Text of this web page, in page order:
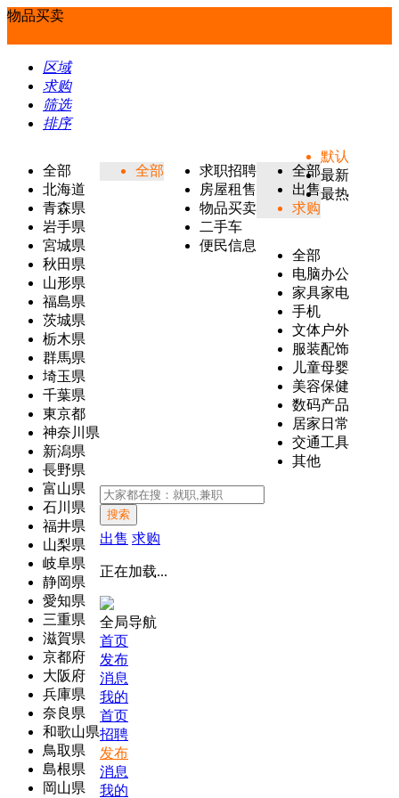
物品买卖
区域
求购
筛选
排序
全部
北海道
青森県
岩手県
宮城県
秋田県
山形県
福島県
茨城県
栃木県
群馬県
埼玉県
千葉県
東京都
神奈川県
新潟県
長野県
富山県
石川県
福井県
山梨県
岐阜県
静岡県
愛知県
三重県
滋賀県
京都府
大阪府
兵庫県
奈良県
和歌山県
鳥取県
島根県
岡山県
全部
求职招聘
房屋租售
物品买卖
二手车
便民信息
全部
出售
求购
全部
电脑办公
家具家电
手机
文体户外
服装配饰
儿童母婴
美容保健
数码产品
居家日常
交通工具
其他
默认
最新
最热
搜索
出售 求购
正在加载...
全局导航
首页
发布
消息
我的
首页
招聘
发布
消息
我的